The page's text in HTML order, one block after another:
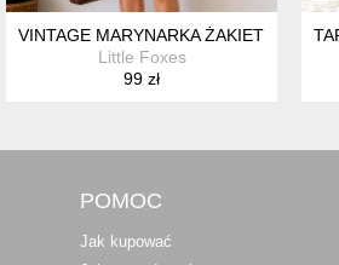
VINTAGE MARYNARKA ŻAKIET W
Little Foxes
99 zł
POMOC
Jak kupować